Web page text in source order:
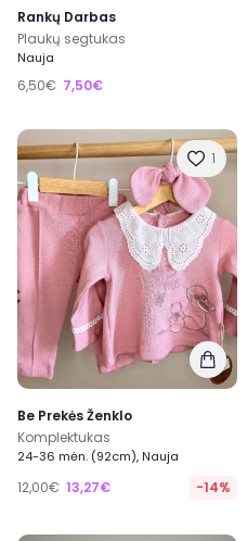
Rankų Darbas
Plaukų segtukas
Nauja
6,50€ 7,50€
1
Be Prekės Ženklo
Komplektukas
24-36 mėn. (92cm), Nauja
12,00€ 13,27€ -14%